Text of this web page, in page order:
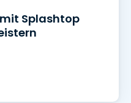
Splashtop